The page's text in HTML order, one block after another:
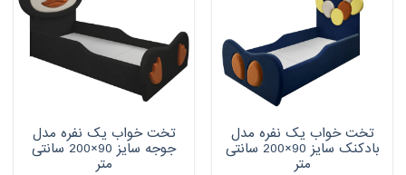
تخت خواب یک نفره مدل
بادکنک سایز 90×200 سانتی
متر
تخت خواب یک نفره مدل
جوجه سایز 90×200 سانتی
متر